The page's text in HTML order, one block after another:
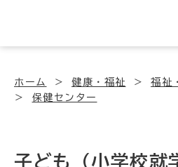
ホーム 健康・福祉
福祉
保健センター
子ども（小学校就